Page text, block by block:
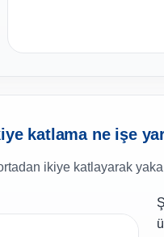
katlama ne işe
ikiye katlayarak yaka